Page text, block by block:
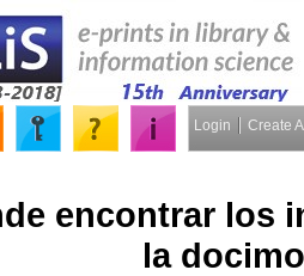
Login Create
encontrar los
la